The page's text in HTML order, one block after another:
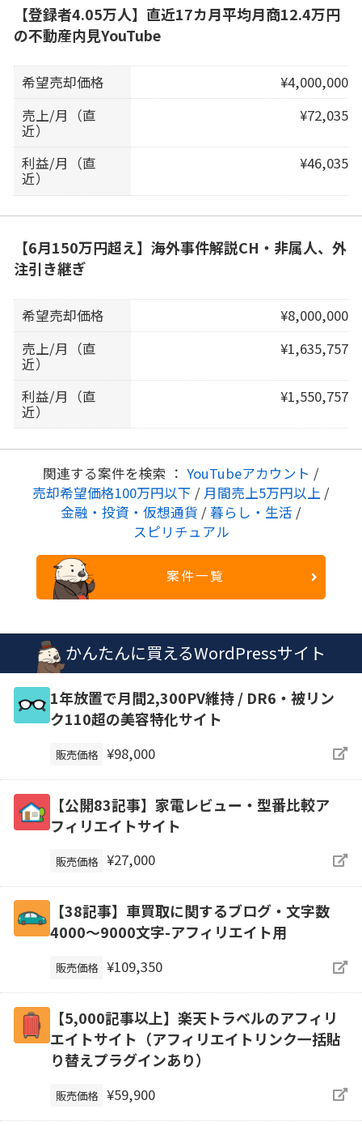
【登録者4.05万人】直近17カ月平均月商12.4万円
の不動産内見YouTube
希望売却価格
¥4,000,000
売上/月（直
近）
¥72,035
利益/月（直
近）
¥46,035
【6月150万円超え】海外事件解説CH・非属人、外
注引き継ぎ
希望売却価格
¥8,000,000
売上/月（直
近）
¥1,635,757
利益/月（直
近）
¥1,550,757
関連する案件を検索 ： YouTubeアカウント /
売却希望価格100万円以下 / 月間売上5万円以上 /
金融・投資・仮想通貨 / 暮らし・生活 /
スピリチュアル
案件一覧
かんたんに買えるWordPressサイト
1年放置で月間2,300PV維持 / DR6・被リン
ク110超の美容特化サイト
販売価格 ¥98,000
【公開83記事】家電レビュー・型番比較ア
フィリエイトサイト
販売価格 ¥27,000
【38記事】車買取に関するブログ・文字数
4000～9000文字-アフィリエイト用
販売価格 ¥109,350
【5,000記事以上】楽天トラベルのアフィリ
エイトサイト（アフィリエイトリンク一括貼
り替えプラグインあり）
販売価格 ¥59,900